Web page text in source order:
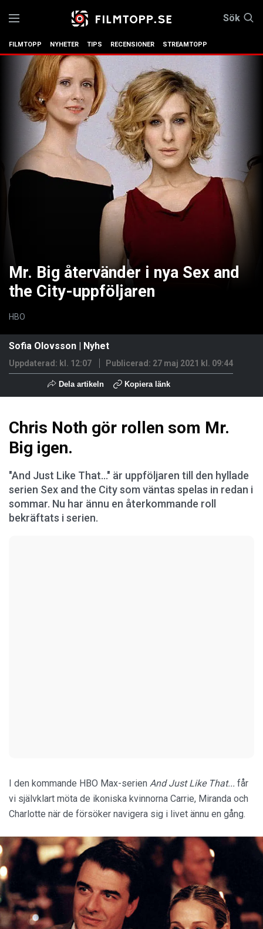
Sök
FILMTOPP NYHETER TIPS RECENSIONER STREAMTOPP
Mr. Big återvänder i nya Sex and
the City-uppföljaren
HBO
Sofia Olovsson | Nyhet
Uppdaterad: kl. 12:07 Publicerad: 27 maj 2021 kl. 09:44
Dela artikeln Kopiera länk
Chris Noth gör rollen som Mr.
Big igen.
"And Just Like That..." är uppföljaren till den hyllade
serien Sex and the City som väntas spelas in redan i
sommar. Nu har ännu en återkommande roll
bekräftats i serien.
I den kommande HBO Max-serien And Just Like That... får
vi självklart möta de ikoniska kvinnorna Carrie, Miranda och
Charlotte när de försöker navigera sig i livet ännu en gång.